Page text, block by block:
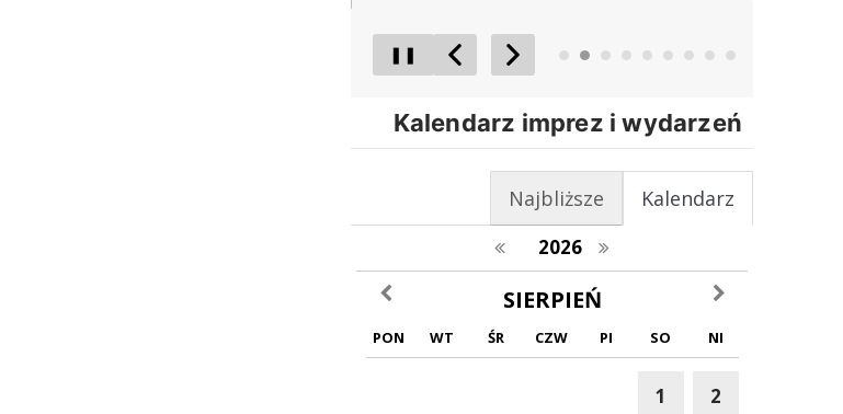
❚❚
Poprzedni Element
Następny Element
Kalendarz imprez i wydarzeń
Kalendarz
Najbliższe
poprzedni rok
2026 następny rok
poprzedni miesiącSIERPIEŃ następny miesiąc
PON WT ŚR CZW PI SO NI
1
2